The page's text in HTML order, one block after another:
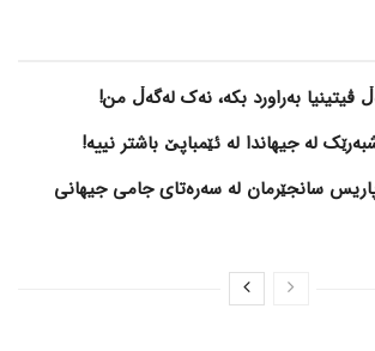
ڤیتینیا بەراورد بکە، نەک لەگەڵ من!
لە جیهاندا لە ئێمباپێ باشتر نییە!
سانجێرمان لە سەرەتای جامی جیهانی